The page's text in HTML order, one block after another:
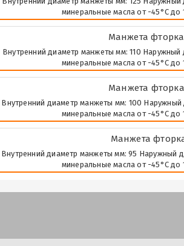
минеральные масла от -45°С до
Манжета
Внутренний диаметр манжеты мм: 110
минеральные масла от -45°С до
Манжета
Внутренний диаметр манжеты мм: 100
минеральные масла от -45°С до
Манжета
Внутренний диаметр манжеты мм: 95 Наружный
минеральные масла от -45°С до